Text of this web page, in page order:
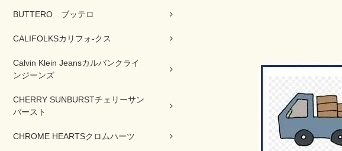
BUTTERO ブッテロ
CALIFOLKSカリフォ-クス
Calvin Klein Jeansカルバンクライ
ンジーンズ
CHERRY SUNBURSTチェリーサン
バースト
CHROME HEARTSクロムハーツ